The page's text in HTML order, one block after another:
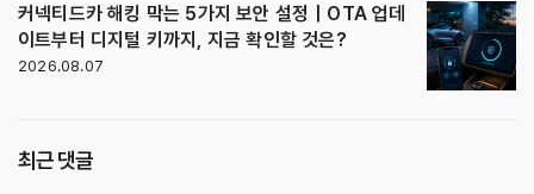
커넥티드카 해킹 막는 5가지 보안 설정｜OTA 업데
이트부터 디지털 키까지, 지금 확인할 것은?
2026.08.07
최근 댓글